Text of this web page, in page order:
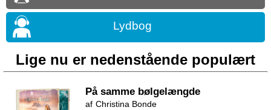
Lydbog
Lige nu er nedenstående populært
På samme bølgelængde
Christina Bonde